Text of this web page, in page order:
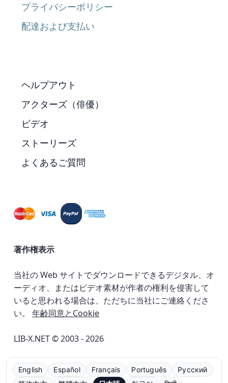
プライバシーポリシー
配達および支払い
ヘルプアウト
アクターズ（俳優）
ビデオ
ストーリーズ
よくあるご質問
著作権表示
当社の Web サイトでダウンロードできるデジタル、オ
ーディオ、またはビデオ素材が作者の権利を侵害して
いると思われる場合は、ただちに当社にご連絡くださ
い。 年齢同意とCookie
LIB-X.NET © 2003 - 2026
English Español Français Português
Русский